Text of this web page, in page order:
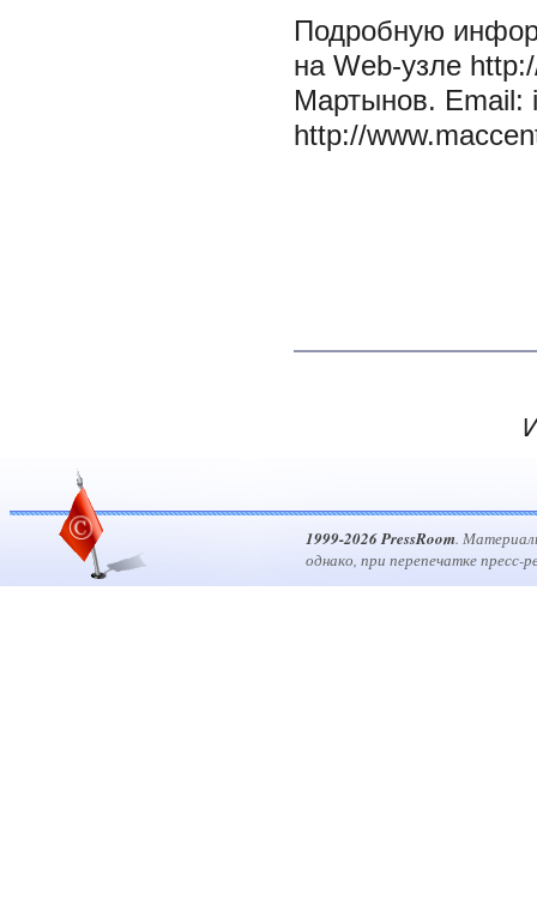
Подробную
на Web-узле
Мартынов. Email:
http://
1999-2026 PressRoom.
однако, при перепечатке пресс-